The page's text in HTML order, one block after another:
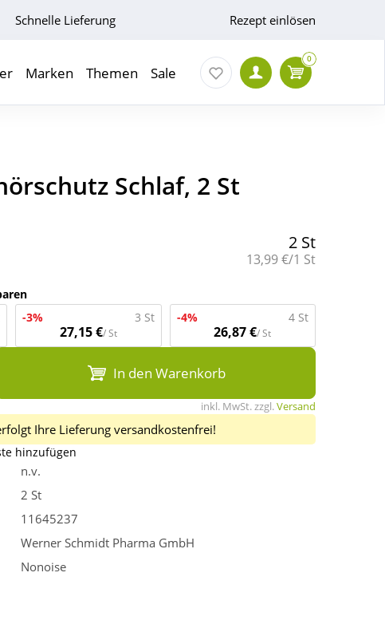
Schnelle Lieferung Rezept einlösen
Marken Themen Sale
0
Schlaf, 2 St
2 St
Grundpreis:
13,99 €/1 St
-3% 3 St
27,15 €/ St
-4% 4 St
26,87 €/ St
In den Warenkorb
inkl. MwSt. zzgl.Versand
Ihre Lieferung versandkostenfrei!
hinzufügen
n.v.
2 St
11645237
Werner Schmidt Pharma GmbH
Nonoise